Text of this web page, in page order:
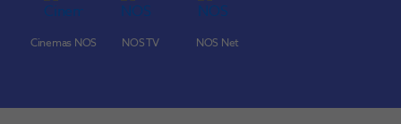
Cinemas NOS NOS TV NOS Net